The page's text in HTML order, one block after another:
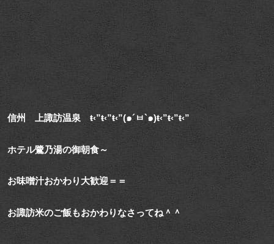
信州 上諏訪温泉 ŧ‹”ŧ‹”ŧ‹”(๑´ㅂ`๑)ŧ‹”ŧ‹”ŧ‹”
ホテル鷺乃湯の御朝食～
お味噌汁おかわり大歓迎＝＝
お諏訪米のご飯もおかわりなさってね＾＾